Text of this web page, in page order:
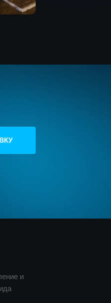
и